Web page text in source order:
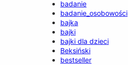
badanie
badanie_osobowości
bajka
bajki
bajki dla dzieci
Beksiński
bestseller